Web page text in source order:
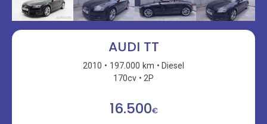
AUDI TT
2010 197.000 km
Diesel
170cv
2P
16.500€